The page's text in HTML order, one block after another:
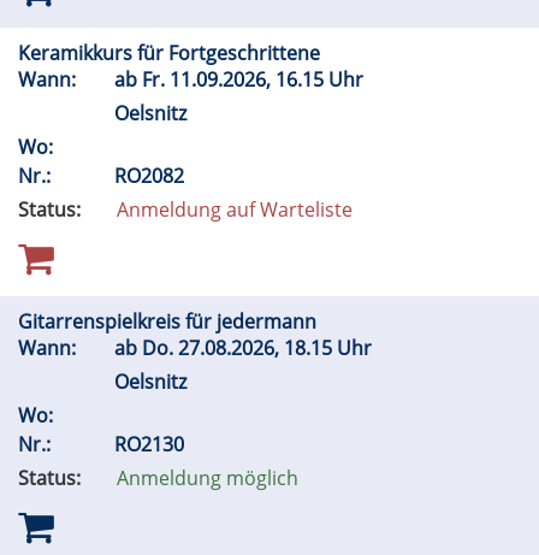
Keramikkurs für Fortgeschrittene
Wann:
ab Fr. 11.09.2026, 16.15 Uhr
Oelsnitz
Wo:
Nr.:
RO2082
Status:
Anmeldung auf Warteliste
Gitarrenspielkreis für jedermann
Wann:
ab Do.27.08.2026, 18.15 Uhr
Oelsnitz
Wo:
Nr.:
RO2130
Status:
Anmeldung möglich